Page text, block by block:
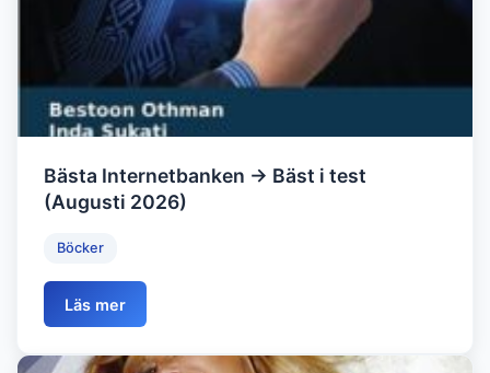
Bästa Internetbanken → Bäst i test
(Augusti 2026)
Böcker
Läs mer